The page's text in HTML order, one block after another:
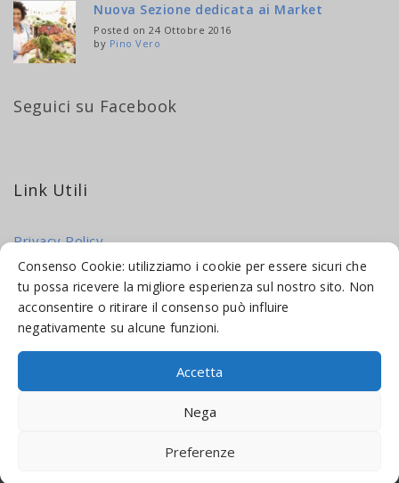
Consenso Cookie: utilizziamo i cookie per essere sicuri che
tu possa ricevere la migliore esperienza sul nostro sito. Non
acconsentire o ritirare il consenso può influire
negativamente su alcune funzioni.
Accetta
Nega
Preferenze
Nuova Sezione dedicata ai Market
Posted on 24 Ottobre 2016
by Pino Vero
Seguici su Facebook
Link Utili
Privacy Policy
Cookie Policy
MADE WEB SOLUTIONS